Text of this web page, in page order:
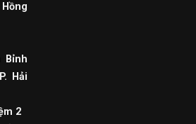
Bỉnh
Hải
2